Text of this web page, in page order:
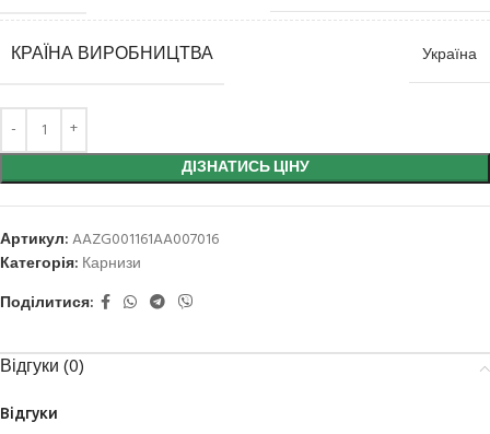
КРАЇНА ВИРОБНИЦТВА Україна
ДІЗНАТИСЬ ЦІНУ
Артикул:AAZG001161AA007016
Категорія: Карнизи
Поділитися:
Відгуки (0)
Відгуки